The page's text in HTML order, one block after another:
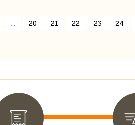
... 20 21 22 23 24